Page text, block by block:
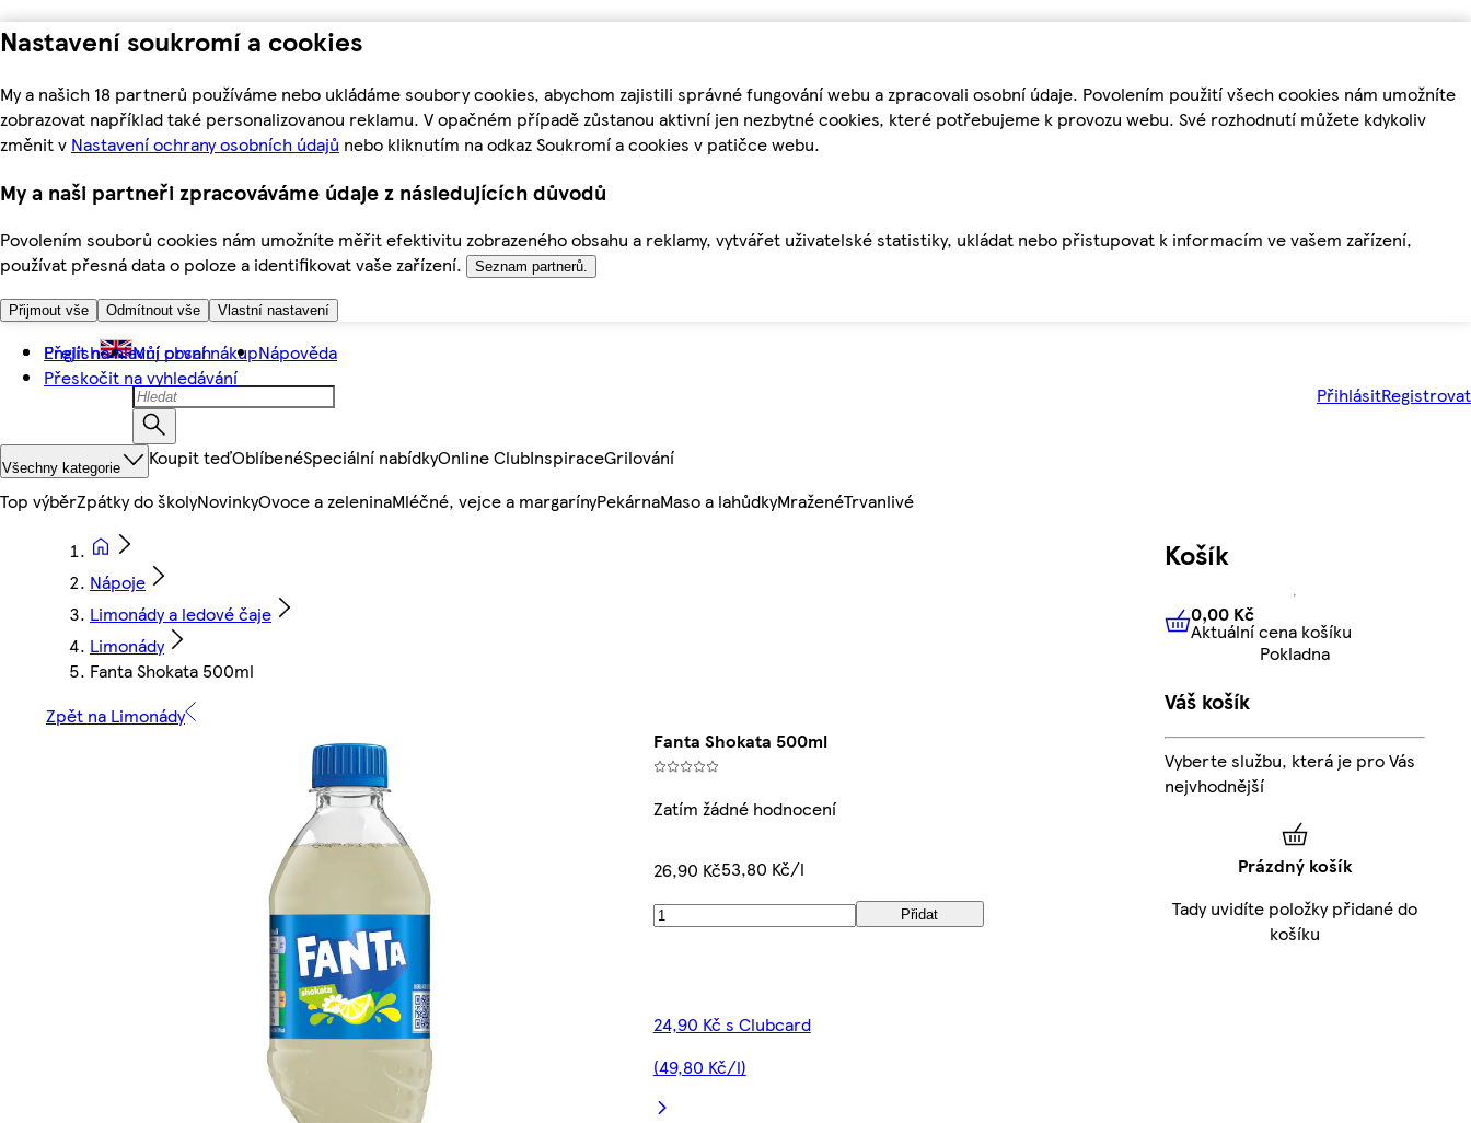
Nastavení soukromí a cookies
My a našich 18 partnerů používáme nebo ukládáme soubory cookies, abychom zajistili správné fungování webu a zpracovali osobní údaje. Povolením použití všech cookies nám umožníte
zobrazovat například také personalizovanou reklamu. V opačném případě zůstanou aktivní jen nezbytné cookies, které potřebujeme k provozu webu. Své rozhodnutí můžete kdykoliv
změnit v Nastavení ochrany osobních údajů nebo kliknutím na odkaz Soukromí a cookies v patičce webu.
My a naši partneři zpracováváme údaje z následujících důvodů
Povolením souborů cookies nám umožníte měřit efektivitu zobrazeného obsahu a reklamy, vytvářet uživatelské statistiky, ukládat nebo přistupovat k informacím ve vašem zařízení,
používat přesná data o poloze a identifikovat vaše zařízení.
Seznam partnerů.
Přijmout vše Odmítnout vše Vlastní nastavení
Přejít na hlavní obsah
Přeskočit na vyhledávání
English Můj první nákupNápověda
PřihlásitRegistrovat
Všechny kategorie Koupit teďOblíbenéSpeciální nabídkyOnline ClubInspiraceGrilování
Top výběrZpátky do školyNovinkyOvoce a zeleninaMléčné, vejce a margarínyPekárnaMaso a lahůdkyMraženéTrvanlivé
Nápoje
Limonády a ledové čaje
Limonády
Fanta Shokata 500ml
Zpět na Limonády
Fanta Shokata 500ml
Zatím žádné hodnocení
26,90 Kč53,80 Kč/l
Přidat
24,90 Kč s Clubcard
(49,80 Kč/l)
Košík
0,00 KčAktuální cena košíku
0,00 Kč
Aktuální cena košíku
Pokladna
Váš košík
Vyberte službu, která je pro Vás
nejvhodnější
Prázdný košík
Tady uvidíte položky přidané do
košíku